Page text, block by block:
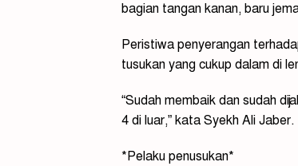
bagian tangan kanan, baru
Peristiwa penyerangan
tusukan yang cukup dalam di
“Sudah membaik dan sudah
4 di luar,” kata Syekh Ali Jaber.
*Pelaku penusukan*